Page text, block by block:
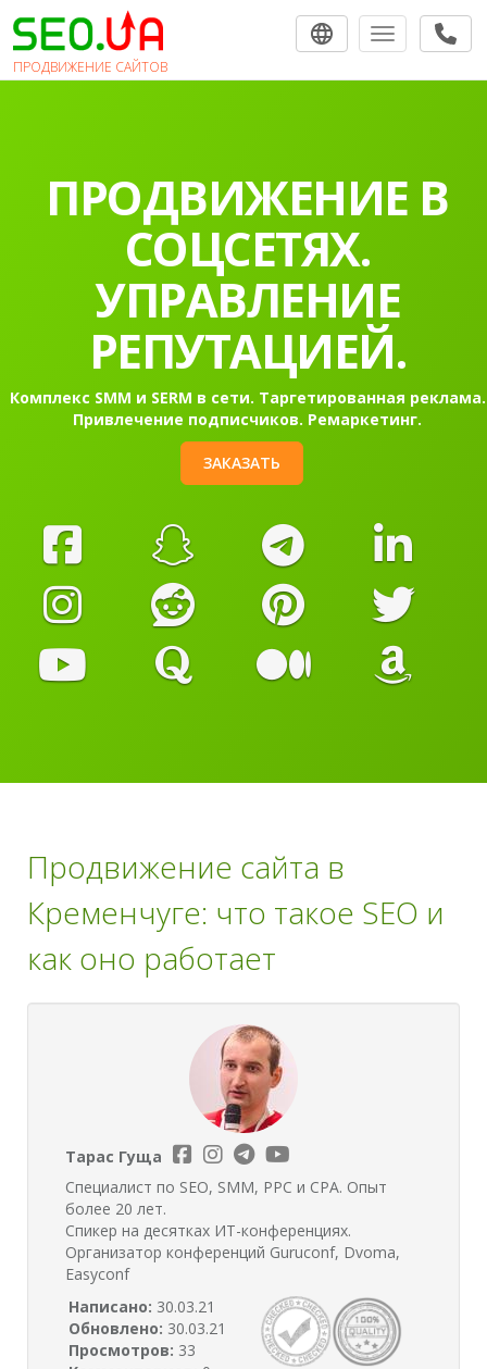
ПРОДВИЖЕНИЕ САЙТОВ
Toggle
ПРОДВИЖЕНИЕ В
СОЦСЕТЯХ.
УПРАВЛЕНИЕ
РЕПУТАЦИЕЙ.
Комплекс SMM и SERM в сети. Таргетированная реклама.
Привлечение подписчиков. Ремаркетинг.
ЗАКАЗАТЬ
Продвижение сайта в
Кременчуге: что такое SEO и
как оно работает
Тарас Гуща
Специалист по SEO, SMM, PPC и CPA. Опыт
более 20 лет.
Спикер на десятках ИТ-конференциях.
Организатор конференций Guruconf, Dvoma,
Easyconf
Написано: 30.03.21
Обновлено: 30.03.21
Просмотров: 33